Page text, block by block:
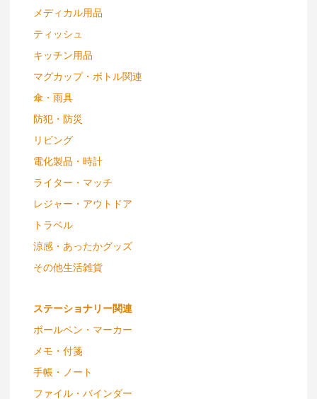
メディカル用品
ティッシュ
キッチン用品
マグカップ・ボトル関連
傘・雨具
防犯・防災
リビング
電化製品・時計
ライター・マッチ
レジャー・アウトドア
トラベル
涼感・あったかグッズ
その他生活雑貨
ステーショナリー関連
ボールペン・マーカー
メモ・付箋
手帳・ノート
ファイル・バインダー